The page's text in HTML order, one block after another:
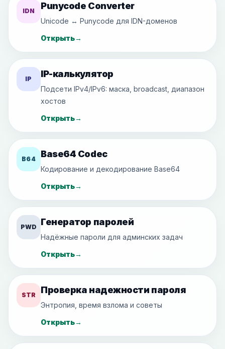
IDN Punycode Converter
Unicode ↔ Punycode для IDN-доменов
Открыть→
IP IP-калькулятор
Подсети IPv4/IPv6: маска, broadcast, диапазон
хостов
Открыть→
B64 Base64 Codec
Кодирование и декодирование Base64
Открыть→
PWD Генератор паролей
Надёжные пароли для админских задач
Открыть→
STR Проверка надежности пароля
Энтропия, время взлома и советы
Открыть→